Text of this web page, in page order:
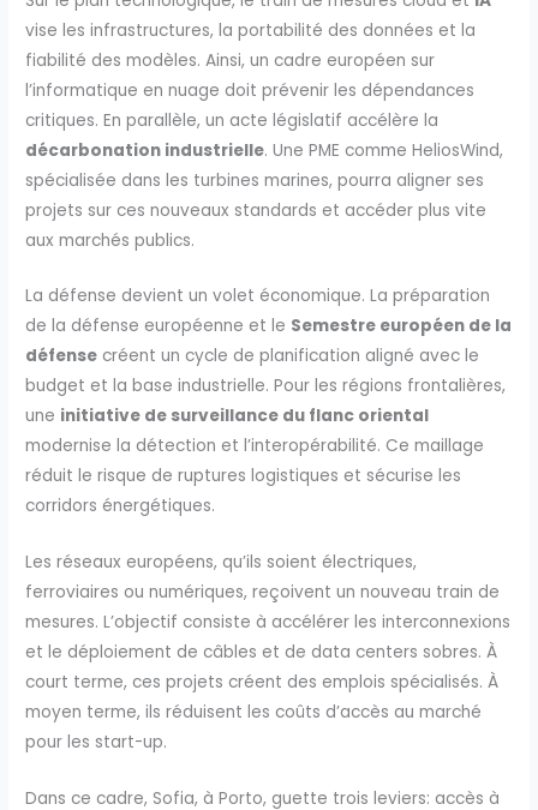
vise les infrastructures, la portabilité des données et la
fiabilité des modèles. Ainsi, un cadre européen sur
l’informatique en nuage doit prévenir les dépendances
critiques. En parallèle, un acte législatif accélère la
décarbonation industrielle. Une PME comme HeliosWind,
spécialisée dans les turbines marines, pourra aligner ses
projets sur ces nouveaux standards et accéder plus vite
aux marchés publics.
La défense devient un volet économique. La préparation
de la défense européenne et le Semestre européen de la
défense créent un cycle de planification aligné avec le
budget et la base industrielle. Pour les régions frontalières,
une initiative de surveillance du flanc oriental
modernise la détection et l’interopérabilité. Ce maillage
réduit le risque de ruptures logistiques et sécurise les
corridors énergétiques.
Les réseaux européens, qu’ils soient électriques,
ferroviaires ou numériques, reçoivent un nouveau train de
mesures. L’objectif consiste à accélérer les interconnexions
et le déploiement de câbles et de data centers sobres. À
court terme, ces projets créent des emplois spécialisés. À
moyen terme, ils réduisent les coûts d’accès au marché
pour les start-up.
Dans ce cadre, Sofia, à Porto, guette trois leviers: accès à